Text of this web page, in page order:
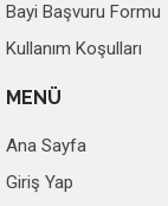
Bayi Başvuru Formu
Kullanım Koşulları
MENÜ
Ana Sayfa
Giriş Yap